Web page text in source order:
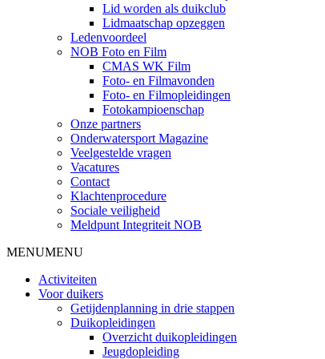
Lid worden als duikclub
Lidmaatschap opzeggen
Ledenvoordeel
NOB Foto en Film
CMAS WK Film
Foto- en Filmavonden
Foto- en Filmopleidingen
Fotokampioenschap
Onze partners
Onderwatersport Magazine
Veelgestelde vragen
Vacatures
Contact
Klachtenprocedure
Sociale veiligheid
Meldpunt Integriteit NOB
MENUMENU
Activiteiten
Voor duikers
Getijdenplanning in drie stappen
Duikopleidingen
Overzicht duikopleidingen
Jeugdopleiding